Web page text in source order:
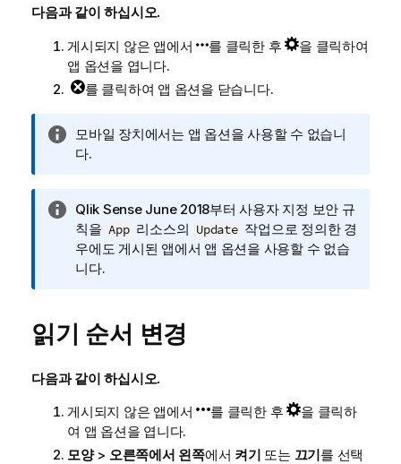
다음과 같이 하십시오.
게시되지 않은 앱에서
를 클릭한 후
을 클릭하여
앱 옵션을 엽니다.
를 클릭하여 앱 옵션을 닫습니다.
정
보
모바일 장치에서는 앱 옵션을 사용할 수 없습니
다.
정
보
메
모
Qlik SenseJune 2018부터 사용자 지정 보안 규
칙을 App 리소스의 Update 작업으로 정의한 경
우에도 게시된 앱에서 앱 옵션을 사용할 수 없습
니다.
읽기 순서 변경
다음과 같이 하십시오.
게시되지 않은 앱에서
를 클릭한 후
을 클릭하
여 앱 옵션을 엽니다.
모양> 오른쪽에서 왼쪽에서 켜기 또는 끄기를 선택